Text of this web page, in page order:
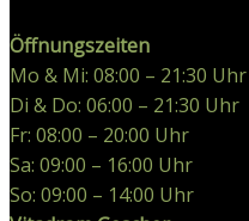
Öffnungszeiten
Mo & Mi: 08:00 – 21:30 Uhr
Di & Do: 06:00 – 21:30 Uhr
Fr: 08:00 – 20:00 Uhr
Sa: 09:00 – 16:00 Uhr
So: 09:00 – 14:00 Uhr